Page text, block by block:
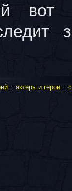
:: актеры и герои::